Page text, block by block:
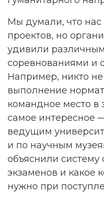
Мы думали, что нас
проектов, но
удивили
соревнованиями и
Например, никто
выполнение
командное место в
самое интересное
ведущим
и по научным
объяснили
экзаменов и какое
нужно при